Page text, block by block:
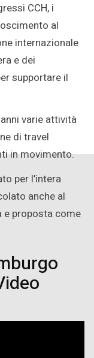
CCH, i
al
internazionale
e dei
supportare il
varie attività
di travel
in movimento.
per l’intera
anche al
e proposta come